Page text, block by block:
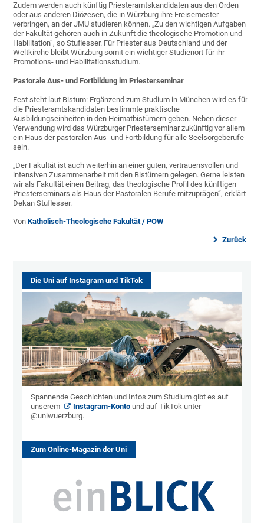
Zudem werden auch künftig Priesteramtskandidaten aus den Orden
oder aus anderen Diözesen, die in Würzburg ihre Freisemester
verbringen, an der JMU studieren können. „Zu den wichtigen Aufgaben
der Fakultät gehören auch in Zukunft die theologische Promotion und
Habilitation“, so Stuflesser. Für Priester aus Deutschland und der
Weltkirche bleibt Würzburg somit ein wichtiger Studienort für ihr
Promotions- und Habilitationsstudium.
Pastorale Aus- und Fortbildung im Priesterseminar
Fest steht laut Bistum: Ergänzend zum Studium in München wird es für
die Priesteramtskandidaten bestimmte praktische
Ausbildungseinheiten in den Heimatbistümern geben. Neben dieser
Verwendung wird das Würzburger Priesterseminar zukünftig vor allem
ein Haus der pastoralen Aus- und Fortbildung für alle Seelsorgeberufe
sein.
„Der Fakultät ist auch weiterhin an einer guten, vertrauensvollen und
intensiven Zusammenarbeit mit den Bistümern gelegen. Gerne leisten
wir als Fakultät einen Beitrag, das theologische Profil des künftigen
Priesterseminars als Haus der Pastoralen Berufe mitzuprägen“, erklärt
Dekan Stuflesser.
VonKatholisch-Theologische Fakultät / POW
Zurück
Die Uni auf Instagram und TikTok
Spannende Geschichten und Infos zum Studium gibt es auf
unserem
Instagram-Konto und auf TikTok unter
@uniwuerzburg.
Zum Online-Magazin der Uni